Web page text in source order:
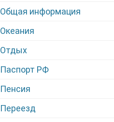
Общая информация
Океания
Отдых
Паспорт РФ
Пенсия
Переезд